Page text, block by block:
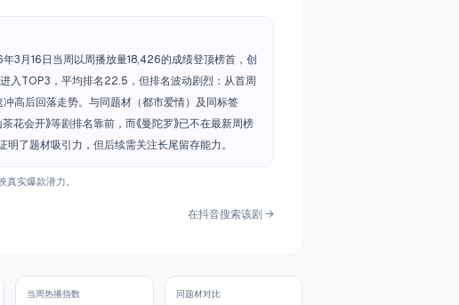
3月16日当周以周播放量18,426的成绩登顶榜首，创
入TOP3，平均排名22.5，但排名波动剧烈：从首周
高后回落走势。与同题材（都市爱情）及同标签
花会开》等剧排名靠前，而《曼陀罗》已不在最新周榜
了题材吸引力，但后续需关注长尾留存能力。
实爆款潜力。
在抖音搜索该剧 →
当周热播指数 同题材对比